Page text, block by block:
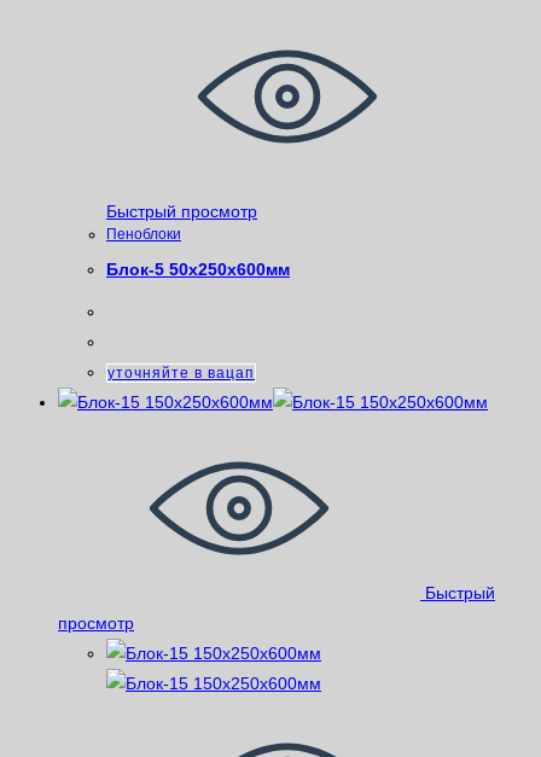
Быстрый просмотр
Пеноблоки
Блок-5 50х250х600мм
уточняйте в вацап
Быстрый
просмотр